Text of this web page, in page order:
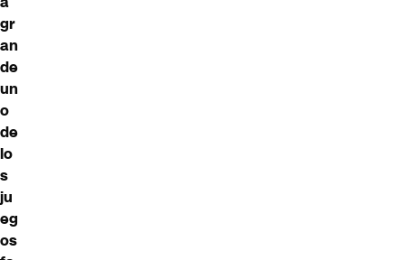
gr
an
de
un
o
de
lo
s
ju
eg
os